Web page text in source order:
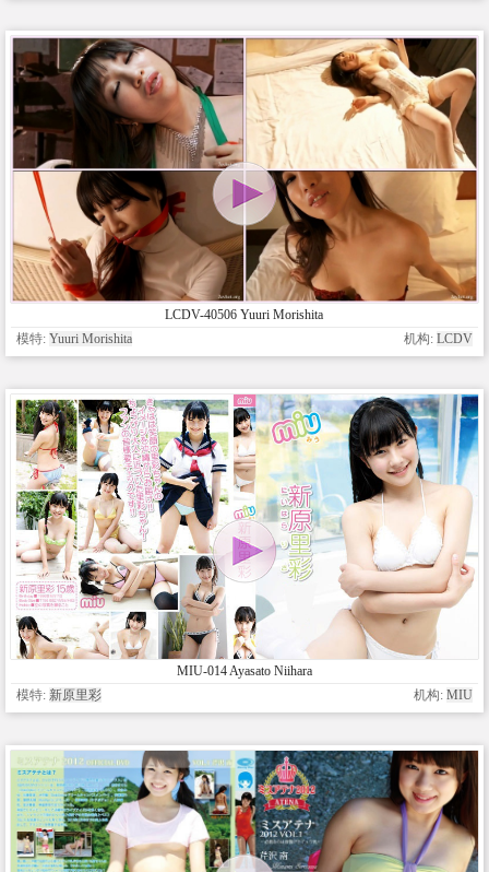
LCDV-40506 Yuuri Morishita
模特: Yuuri Morishita 机构: LCDV
MIU-014 Ayasato Niihara
模特: 新原里彩 机构: MIU